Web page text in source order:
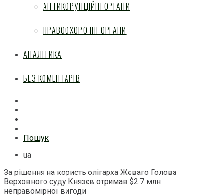
АНТИКОРУПЦІЙНІ ОРГАНИ
ПРАВООХОРОННІ ОРГАНИ
АНАЛІТИКА
БЕЗ КОМЕНТАРІВ
Пошук
ua
За рішення на користь олігарха Жеваго Голова
Верховного суду Князєв отримав $2.7 млн
неправомірної вигоди